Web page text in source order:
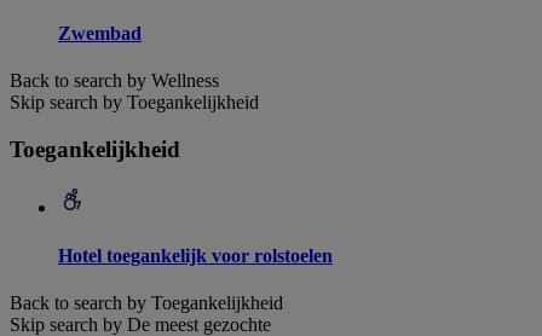
Zwembad
Back to search by Wellness
Skip search by Toegankelijkheid
Toegankelijkheid
Hotel toegankelijk voor rolstoelen
Back to search by Toegankelijkheid
Skip search by De meest gezochte